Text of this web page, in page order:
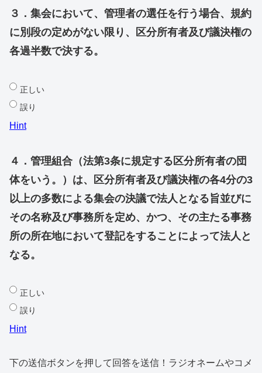
３．集会において、管理者の選任を行う場合、規約
に別段の定めがない限り、区分所有者及び議決権の
各過半数で決する。
正しい
誤り
Hint
４．管理組合（法第3条に規定する区分所有者の団
体をいう。）は、区分所有者及び議決権の各4分の3
以上の多数による集会の決議で法人となる旨並びに
その名称及び事務所を定め、かつ、その主たる事務
所の所在地において登記をすることによって法人と
なる。
正しい
誤り
Hint
下の送信ボタンを押して回答を送信！ラジオネームやコメ